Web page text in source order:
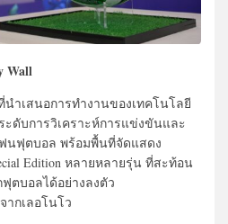
Wall
ำเสนอการทำงานของเทคโนโลยี
ะดับการวิเคราะห์การแข่งขันและ
นฟุตบอล พร้อมพื้นที่จัดแสดง
Edition หลายหลายรุ่น ที่สะท้อน
ตบอลได้อย่างลงตัว
กเลอโนโว